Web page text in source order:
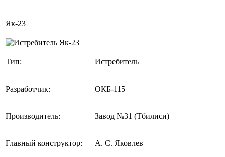
Як-23
Тип: Истребитель
Разработчик: ОКБ-115
Производитель: Завод №31 (Тбилиси)
Главный конструктор: А. С. Яковлев